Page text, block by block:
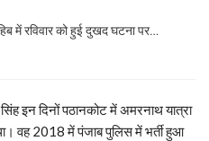
में रविवार को हुई दुखद घटना पर…
इन दिनों पठानकोट में अमरनाथ यात्रा
वह 2018 में पंजाब पुलिस में भर्ती हुआ